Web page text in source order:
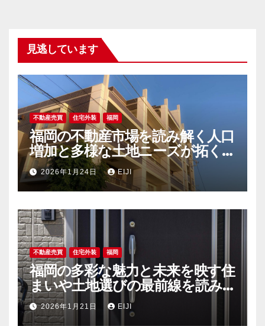
見逃しています
不動産売買 住宅外装 福岡
福岡の不動産市場を読み解く人口
増加と多様な土地ニーズが拓く新
時代
2026年1月24日 EIJI
不動産売買 住宅外装 福岡
福岡の多彩な魅力と未来を映す住
まいや土地選びの最前線を読み
解く
2026年1月21日 EIJI